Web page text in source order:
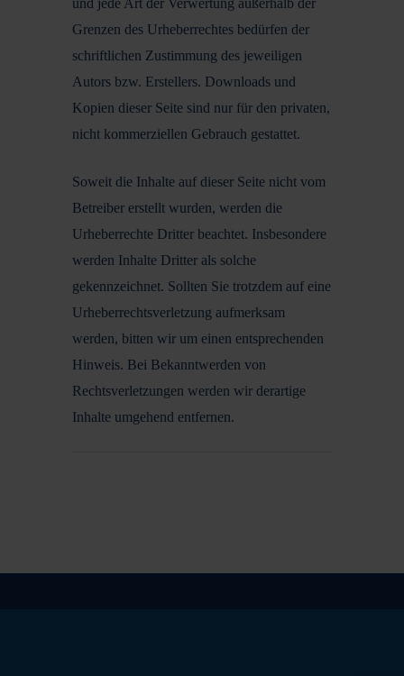
und jede Art der Verwertung außerhalb der
Grenzen des Urheberrechtes bedürfen der
schriftlichen Zustimmung des jeweiligen
Autors bzw. Erstellers. Downloads und
Kopien dieser Seite sind nur für den privaten,
nicht kommerziellen Gebrauch gestattet.
Soweit die Inhalte auf dieser Seite nicht vom
Betreiber erstellt wurden, werden die
Urheberrechte Dritter beachtet. Insbesondere
werden Inhalte Dritter als solche
gekennzeichnet. Sollten Sie trotzdem auf eine
Urheberrechtsverletzung aufmerksam
werden, bitten wir um einen entsprechenden
Hinweis. Bei Bekanntwerden von
Rechtsverletzungen werden wir derartige
Inhalte umgehend entfernen.